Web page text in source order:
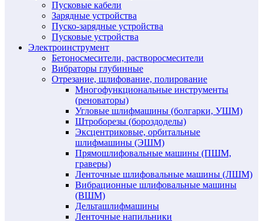
Пусковые кабели
Зарядные устройства
Пуско-зарядные устройства
Пусковые устройства
Электроинструмент
Бетоносмесители, растворосмесители
Вибраторы глубинные
Отрезание, шлифование, полирование
Многофункциональные инструменты
(реноваторы)
Угловые шлифмашины (болгарки, УШМ)
Штроборезы (бороздоделы)
Эксцентриковые, орбитальные
шлифмашины (ЭШМ)
Прямошлифовальные машины (ПШМ,
граверы)
Ленточные шлифовальные машины (ЛШМ)
Вибрационные шлифовальные машины
(ВШМ)
Дельташлифмашины
Ленточные напильники